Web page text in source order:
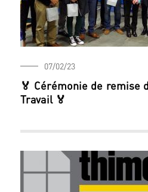
07/02/23
🏅 Cérémonie de remise
Travail 🏅